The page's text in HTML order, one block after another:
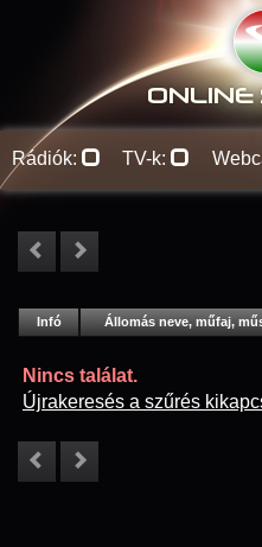
ONLINE
Rádiók: TV-k:
Infó Lejátszás
Állomás neve, műfaj,
Nincs találat.
Újrakeresés a szűrés